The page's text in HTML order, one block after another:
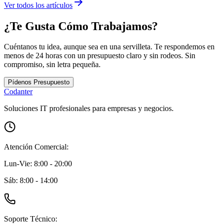
Ver todos los artículos
¿Te Gusta Cómo Trabajamos?
Cuéntanos tu idea, aunque sea en una servilleta. Te respondemos en
menos de 24 horas con un presupuesto claro y sin rodeos. Sin
compromiso, sin letra pequeña.
Pídenos Presupuesto
Codanter
Soluciones IT profesionales para empresas y negocios.
Atención Comercial:
Lun-Vie: 8:00 - 20:00
Sáb: 8:00 - 14:00
Soporte Técnico: